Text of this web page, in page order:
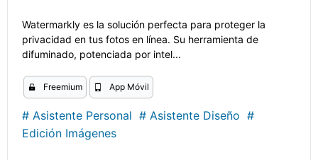
Watermarkly es la solución perfecta para proteger la
privacidad en tus fotos en línea. Su herramienta de
difuminado, potenciada por intel...
Freemium App Móvil
# Asistente Personal # Asistente Diseño #
Edición Imágenes